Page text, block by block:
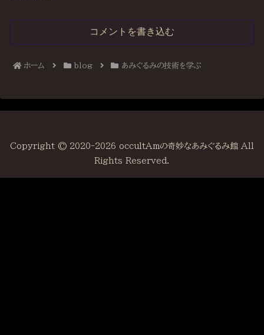
コメントを書き込む
ホーム blog あみぐるみの技術を学ぶ
Copyright © 2020-2026 occultAmの奇妙なあみぐるみ館 All
Rights Reserved.